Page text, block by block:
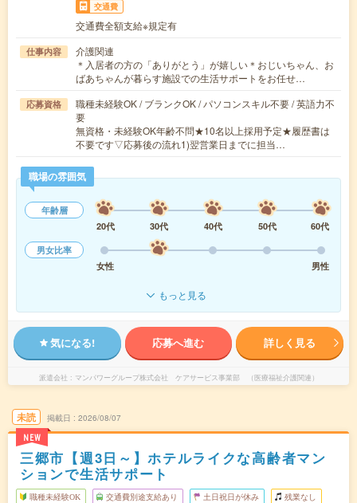
交通費
交通費全額支給※規定有
仕事内容
介護関連
＊入居者の方の「ありがとう」が嬉しい＊おじいちゃん、お
ばあちゃんが暮らす施設での生活サポートをお任せ…
応募資格
職種未経験OK / ブランクOK / パソコンスキル不要 / 英語力不
要
無資格・未経験OK年齢不問★10名以上採用予定★履歴書は
不要です▽応募後の流れ1)翌営業日までに担当…
職場の雰囲気
年齢層
20代
30代 40代 50代
60代
男女比率
女性
男性
もっと見る
気になる! 応募へ進む 詳しく見る
派遣会社 マンパワーグループ株式会社 ケアサービス事業部 （医療福祉介護関連）
未読
NEW
掲載日 2026/08/07
三郷市【週3日～】ホテルライクな高齢者マン
ションで生活サポート
職種未経験OK 交通費別途支給あり 土日祝日が休み 残業なし